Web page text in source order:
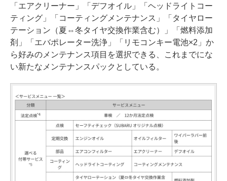
「エアクリーナー」「デフオイル」「ヘッドライトコー
ティング」「コーティングメンテナンス」「タイヤロー
テーション（夏⇔冬タイヤ交換作業含む）」「燃料添加
剤」「エバポレーター洗浄」「リモコンキー電池×2」か
ら好みのメンテナンス項目を選択できる、これまでにな
い新たなメンテナンスパックとしている。